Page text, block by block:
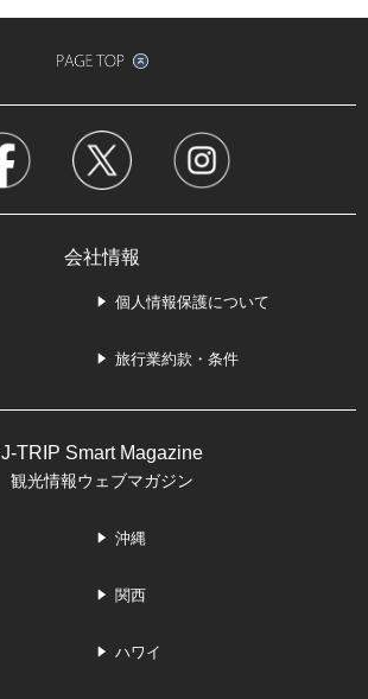
会社情報
個人情報保護について
旅行業約款・条件
J-TRIP Smart Magazine
観光情報ウェブマガジン
沖縄
関西
ハワイ